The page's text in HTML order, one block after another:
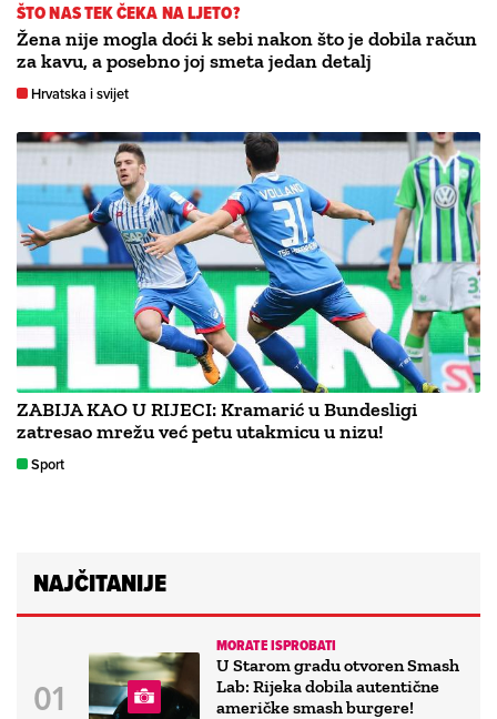
ŠTO NAS TEK ČEKA NA LJETO?
Žena nije mogla doći k sebi nakon što je dobila račun
za kavu, a posebno joj smeta jedan detalj
Hrvatska i svijet
ZABIJA KAO U RIJECI: Kramarić u Bundesligi
zatresao mrežu već petu utakmicu u nizu!
Sport
NAJČITANIJE
MORATE ISPROBATI
U Starom gradu otvoren Smash
Lab: Rijeka dobila autentične
američke smash burgere!